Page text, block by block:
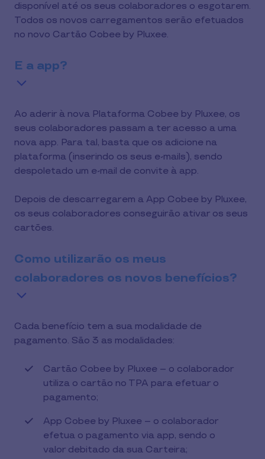
disponível até os seus colaboradores o esgotarem.
Todos os novos carregamentos serão efetuados
no novo Cartão Cobee by Pluxee.
E a app?
Ao aderir à nova Plataforma Cobee by Pluxee, os
seus colaboradores passam a ter acesso a uma
nova app. Para tal, basta que os adicione na
plataforma (inserindo os seus e-mails), sendo
despoletado um e-mail de convite à app.
Depois de descarregarem a App Cobee by Pluxee,
os seus colaboradores conseguirão ativar os seus
cartões.
Como utilizarão os meus
colaboradores os novos benefícios?
Cada benefício tem a sua modalidade de
pagamento. São 3 as modalidades:
Cartão Cobee by Pluxee – o colaborador
utiliza o cartão no TPA para efetuar o
pagamento;
App Cobee by Pluxee – o colaborador
efetua o pagamento via app, sendo o
valor debitado da sua Carteira;